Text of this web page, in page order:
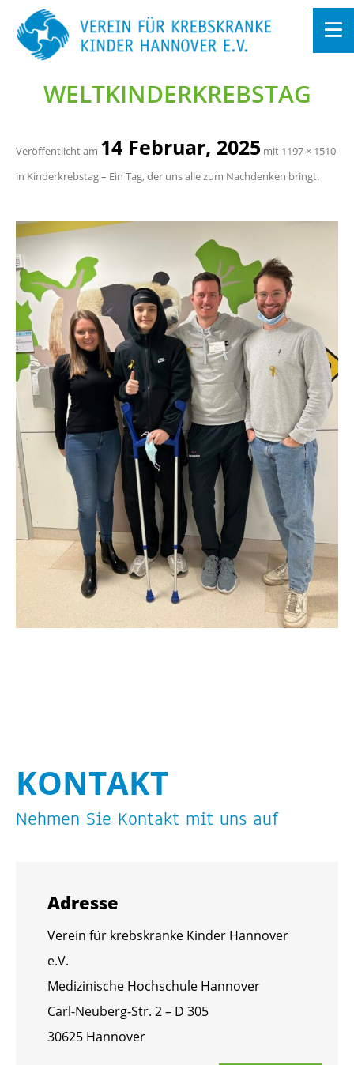
Zum
In­
halt
WELT­KIN­DER­KREBS­TAG
Ver­öf­fent­licht am 14 Fe­bru­ar, 2025 mit 1197 × 1510
in Kin­der­krebs­tag – Ein Tag, der uns alle zum Nach­den­ken bringt.
KON­TAKT
Neh­men Sie Kon­takt mit uns auf
Adres­se
Ver­ein für krebs­kran­ke Kin­der Han­no­ver
e.V.
Me­di­zi­ni­sche Hoch­schu­le Han­no­ver
Carl-Neu­berg-Str. 2 – D 305
30625 Han­no­ver